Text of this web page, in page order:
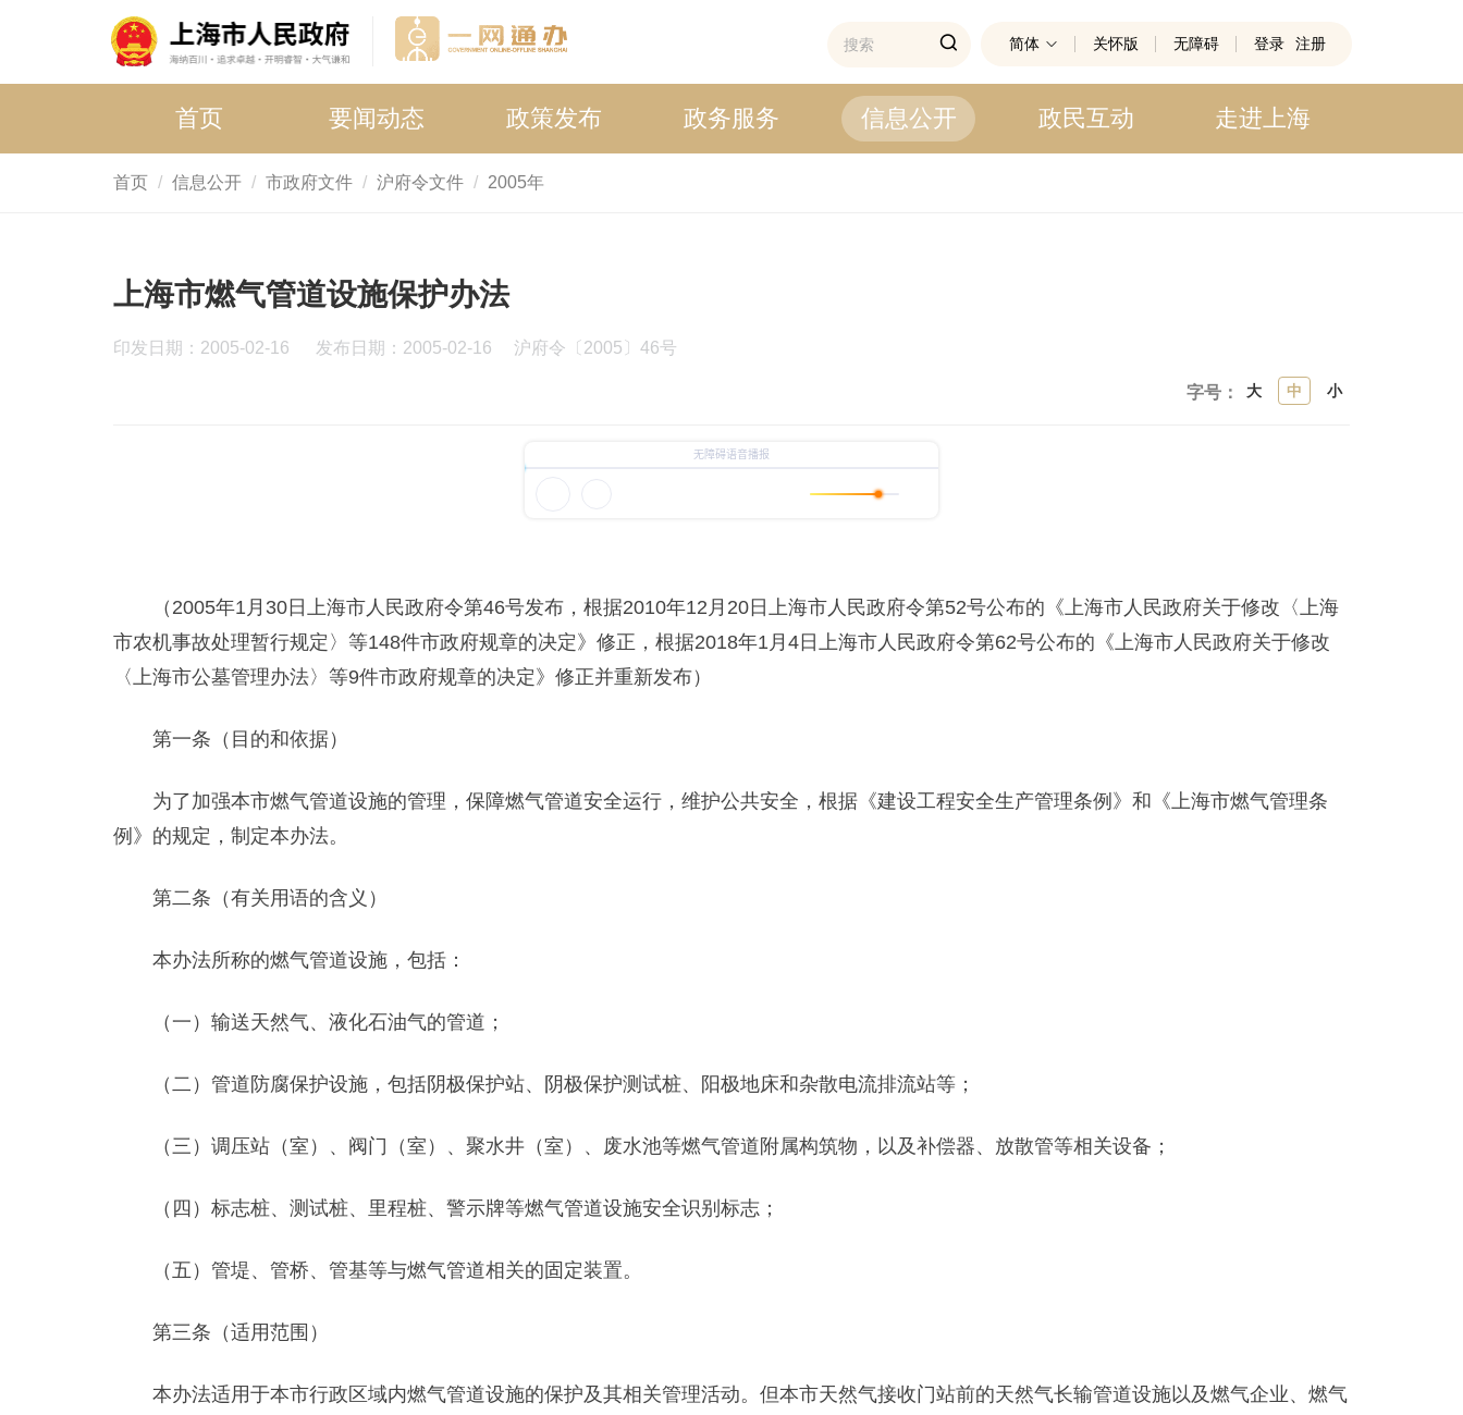
简体 关怀版 无障碍 登录 注册
首页 要闻动态 政策发布 政务服务 信息公开 政民互动 走进上海
首页 信息公开 市政府文件 沪府令文件 2005年
上海市燃气管道设施保护办法
印发日期：2005-02-16 发布日期：2005-02-16 沪府令〔2005〕46号
字号： 大 中 小
（2005年1月30日上海市人民政府令第46号发布，根据2010年12月20日上海市人民政府令第52号公布的《上海市人民政府关于修改〈上海
市农机事故处理暂行规定〉等148件市政府规章的决定》修正，根据2018年1月4日上海市人民政府令第62号公布的《上海市人民政府关于修改
〈上海市公墓管理办法〉等9件市政府规章的决定》修正并重新发布）
第一条（目的和依据）
为了加强本市燃气管道设施的管理，保障燃气管道安全运行，维护公共安全，根据《建设工程安全生产管理条例》和《上海市燃气管理条
例》的规定，制定本办法。
第二条（有关用语的含义）
本办法所称的燃气管道设施，包括：
（一）输送天然气、液化石油气的管道；
（二）管道防腐保护设施，包括阴极保护站、阴极保护测试桩、阳极地床和杂散电流排流站等；
（三）调压站（室）、阀门（室）、聚水井（室）、废水池等燃气管道附属构筑物，以及补偿器、放散管等相关设备；
（四）标志桩、测试桩、里程桩、警示牌等燃气管道设施安全识别标志；
（五）管堤、管桥、管基等与燃气管道相关的固定装置。
第三条（适用范围）
本办法适用于本市行政区域内燃气管道设施的保护及其相关管理活动。但本市天然气接收门站前的天然气长输管道设施以及燃气企业、燃气